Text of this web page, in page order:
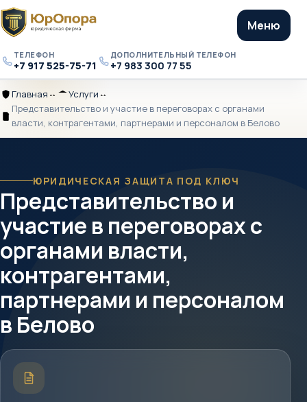
Телефон
ТЕЛЕФОН
+7 917 525-75-71 Дополнительный
телефон
ДОПОЛНИТЕЛЬНЫЙ ТЕЛЕФОН
+7 983 300 77 55
Меню
Главная
Главная Разделитель
Услуги
Услуги Разделитель
Представительство
и
переговорах
с
органами
власти,
контрагентами,
партнерами
персоналом
в
Белово
Представительство и участие в переговорах с органами
власти, контрагентами, партнерами и персоналом в Белово
ЮРИДИЧЕСКАЯ ЗАЩИТА ПОД КЛЮЧ
Представительство и
участие в переговорах с
органами власти,
контрагентами,
партнерами и персоналом
в Белово
Краткое
описание
услуги